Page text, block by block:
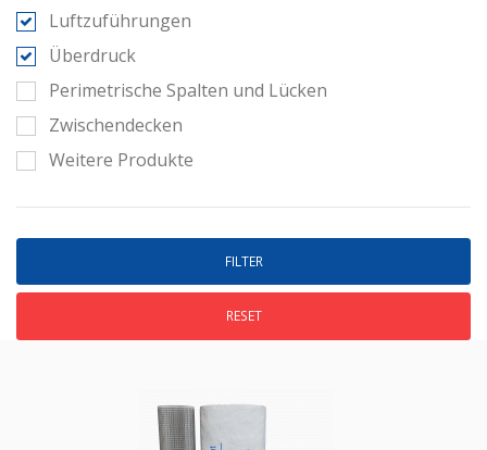
Luftzuführungen
Überdruck
Perimetrische Spalten und Lücken
Zwischendecken
Weitere Produkte
RESET